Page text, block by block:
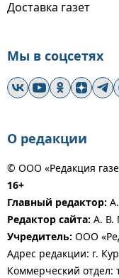
Доставка газет
Мы в соцсетях
О редакции
© ООО «Редакция
16+
Главный редактор:
Редактор сайта: А. В.
Учредитель: ООО
Адрес редакции: г.
Коммерческий отдел: